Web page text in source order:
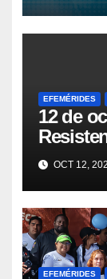
EFEMÉRIDES
12 de
la lucha
OCT 12,
EFEMÉRIDES